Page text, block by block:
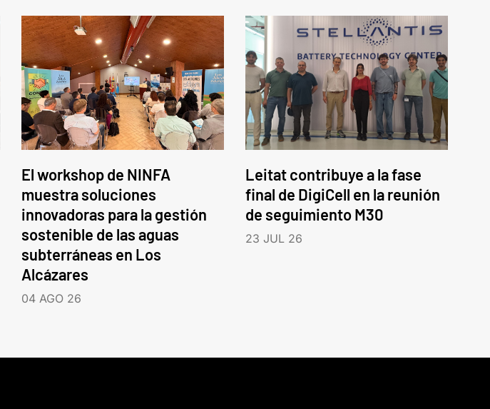
El workshop de NINFA
muestra soluciones
innovadoras para la gestión
sostenible de las aguas
subterráneas en Los
Alcázares
04 AGO 26
Leitat contribuye a la fase
final de DigiCell en la reunión
de seguimiento M30
23 JUL 26